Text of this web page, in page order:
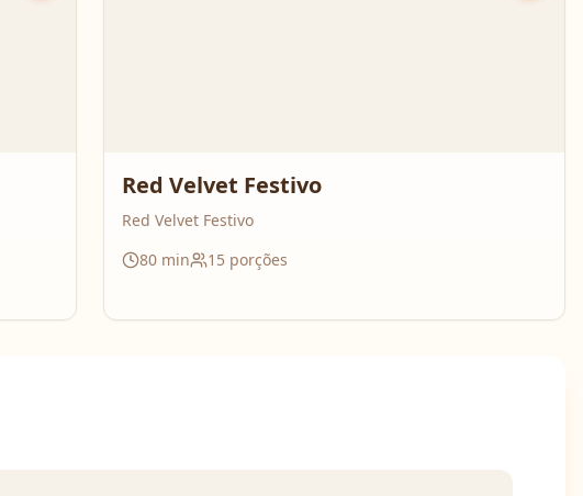
Red Velvet Festivo
Red Velvet Festivo
80min 15porções